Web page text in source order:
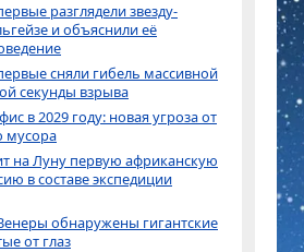
разглядели звезду-
и объяснили её
сняли гибель массивной
секунды взрыва
в 2029 году: новая угроза от
мусора
на Луну первую африканскую
в составе экспедиции
обнаружены гигантские
от глаз